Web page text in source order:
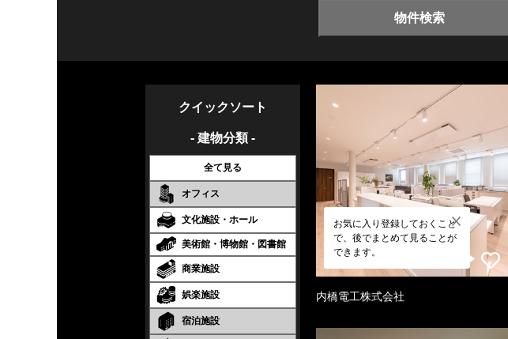
物件検索
クイックソート
- 建物分類 -
全て見る
オフィス
文化施設・ホール
美術館・博物館・図書館
商業施設
娯楽施設
宿泊施設
お気に入り登録しておくこと
で、後でまとめて見ることが
できます。
内橋電工株式会社